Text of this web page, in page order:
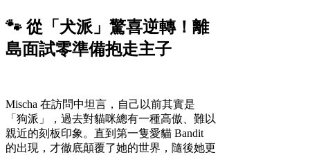
🐾 從「犬派」驚喜逆轉！離
島面試零準備抱走主子
Mischa 在訪問中坦言，自己以前其實是
「狗派」，過去對貓咪總有一種高傲、難以
親近的刻板印象。直到第一隻愛貓 Bandit
的出現，才徹底顛覆了她的世界，隨後她更